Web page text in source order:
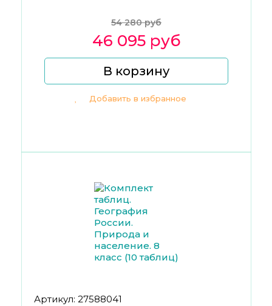
54 280 руб
46 095 руб
В корзину
Добавить в избранное
Артикул: 27588041